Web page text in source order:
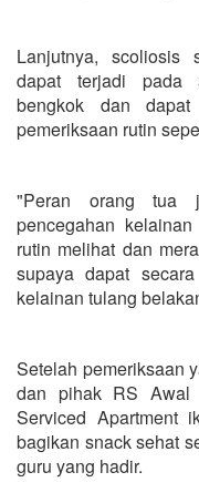
Lanjutnya, scoliosis
dapat terjadi pada
bengkok dan
pemeriksaan rutin
"Peran orang tua
pencegahan
rutin melihat dan
supaya dapat
kelainan tulang
Setelah pemeriksaan
dan pihak RS Awal
Serviced Apartment
bagikan snack sehat
guru yang hadir.